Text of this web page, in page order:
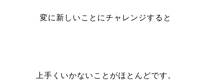
変に新しいことにチャレンジすると
上手くいかないことがほとんどです。